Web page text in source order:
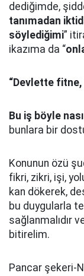
dediğimde,
tanımadan
söylediğimi”
ikazıma da “
“Devlette
Bu iş böyle
bunlara bir
Konunun özü
fikri, zikri, işi,
kan dökerek,
bu duygularla
sağlanmalıdır
bitirelim.
Pancar şekeri-